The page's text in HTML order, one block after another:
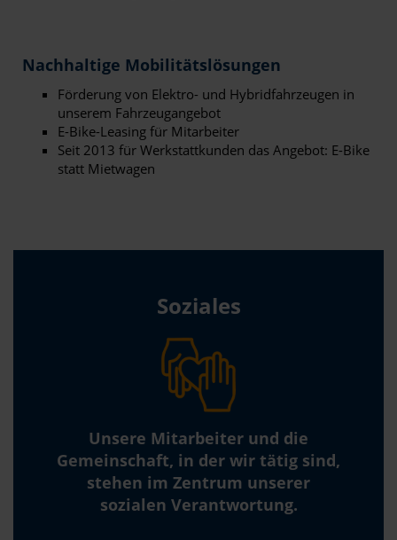
Nachhaltige Mobilitätslösungen
Förderung von Elektro- und Hybridfahrzeugen in
unserem Fahrzeugangebot
E-Bike-Leasing für Mitarbeiter
Seit 2013 für Werkstattkunden das Angebot: E-Bike
statt Mietwagen
Soziales
Unsere Mitarbeiter und die
Gemeinschaft, in der wir tätig sind,
stehen im Zentrum unserer
sozialen Verantwortung.